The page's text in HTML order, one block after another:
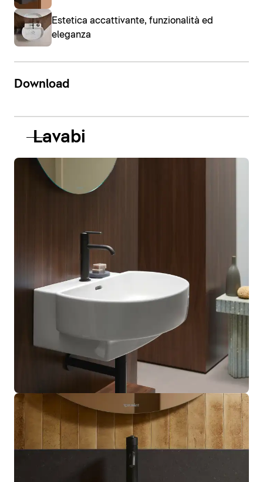
Estetica accattivante, funzionalità ed
eleganza
Download
Lavabi